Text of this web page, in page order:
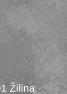
Žilina